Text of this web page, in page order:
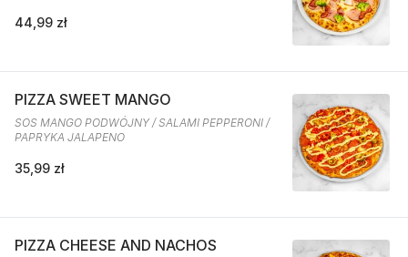
44,99 zł
PIZZA SWEET MANGO
SOS MANGO PODWÓJNY / SALAMI PEPPERONI /
PAPRYKA JALAPENO
35,99 zł
PIZZA CHEESE AND NACHOS